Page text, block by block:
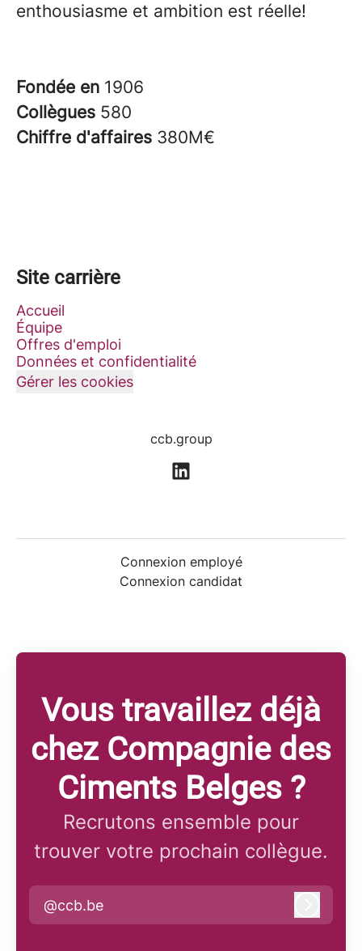
enthousiasme et ambition est réelle!
Fondée en 1906
Collègues 580
Chiffre d'affaires 380M€
Site carrière
Accueil
Équipe
Offres d'emploi
Données et confidentialité
Gérer les cookies
ccb.group
Connexion employé
Connexion candidat
Vous travaillez déjà
chez Compagnie des
Ciments Belges ?
Recrutons ensemble pour
trouver votre prochain collègue.
@ccb.be